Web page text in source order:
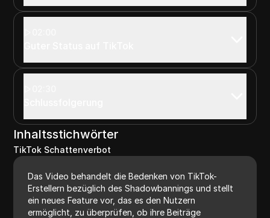
Inhaltsstichwörter
TikTok Schattenverbot
Das Video behandelt die Bedenken von TikTok-
Erstellern bezüglich des Shadowbannings und stellt
ein neues Feature vor, das es den Nutzern
ermöglicht, zu überprüfen, ob ihre Beiträge